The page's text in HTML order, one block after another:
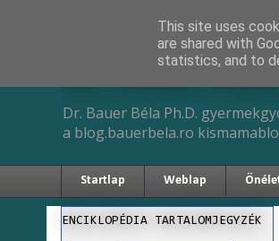
Dr. Bauer
Dr. Bauer Béla Ph.D.
a blog.bauerbela.ro
Startlap Weblap
ENCIKLOPÉDIA TARTALOMJEGYZÉK
This site uses
are shared with
statistics, and to